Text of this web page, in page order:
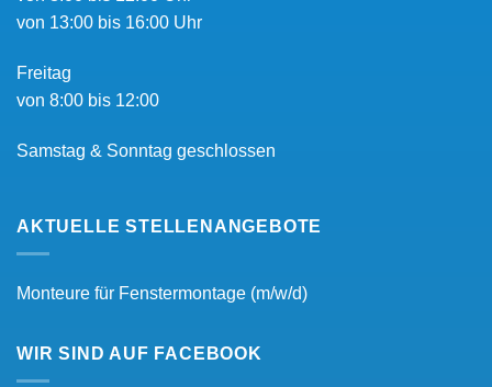
von 13:00 bis 16:00 Uhr
Freitag
von 8:00 bis 12:00
Samstag & Sonntag geschlossen
AKTUELLE STELLENANGEBOTE
Monteure für Fenstermontage (m/w/d)
WIR SIND AUF FACEBOOK